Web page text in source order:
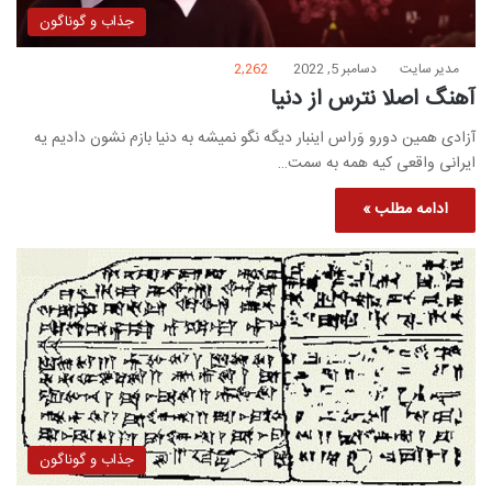
جذاب و گوناگون
مدیر سایت دسامبر 5, 2022 2,262
آهنگ اصلا نترس از دنیا
آزادی همین دورو وَراس اینبار دیگه نگو نمیشه به دنیا بازم نشون دادیم یه
ایرانی واقعی کیه همه به سمت…
ادامه مطلب »
جذاب و گوناگون